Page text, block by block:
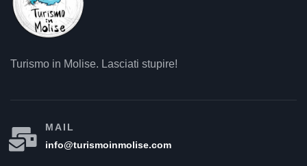
Turismo in Molise. Lasciati stupire!
MAIL
info@turismoinmolise.com